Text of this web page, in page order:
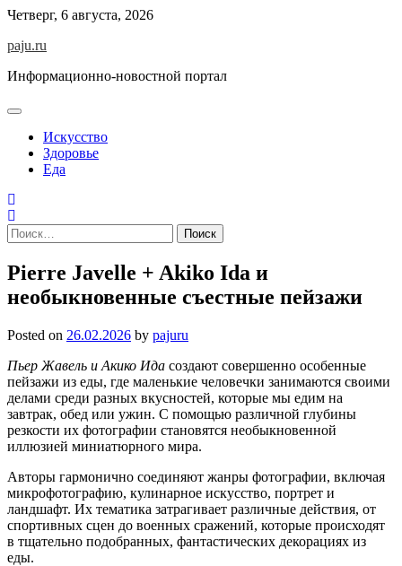
Skip
content
Четверг, 6 августа, 2026
paju.ru
Информационно-новостной портал
Искусство
Здоровье
Еда
Найти:
Pierre Javelle + Akiko Ida и
необыкновенные съестные пейзажи
Posted on 26.02.2026 by pajuru
Пьер Жавель и Акико Ида создают совершенно особенные
пейзажи из еды, где маленькие человечки занимаются своими
делами среди разных вкусностей, которые мы едим на
завтрак, обед или ужин. С помощью различной глубины
резкости их фотографии становятся необыкновенной
иллюзией миниатюрного мира.
Авторы гармонично соединяют жанры фотографии, включая
микрофотографию, кулинарное искусство, портрет и
ландшафт. Их тематика затрагивает различные действия, от
спортивных сцен до военных сражений, которые происходят
в тщательно подобранных, фантастических декорациях из
еды.